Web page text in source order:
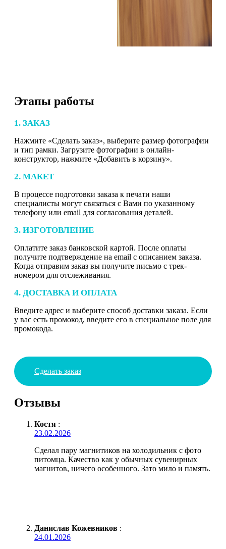
Этапы работы
1. ЗАКАЗ
Нажмите «Сделать заказ», выберите размер фотографии
и тип рамки. Загрузите фотографии в онлайн-
конструктор, нажмите «Добавить в корзину».
2. МАКЕТ
В процессе подготовки заказа к печати наши
специалисты могут связаться с Вами по указанному
телефону или email для согласования деталей.
3. ИЗГОТОВЛЕНИЕ
Оплатите заказ банковской картой. После оплаты
получите подтверждение на email с описанием заказа.
Когда отправим заказ вы получите письмо с трек-
номером для отслеживания.
4. ДОСТАВКА И ОПЛАТА
Введите адрес и выберите способ доставки заказа. Если
у вас есть промокод, введите его в специальное поле для
промокода.
Сделать заказ
Отзывы
Костя :
23.02.2026
Сделал пару магнитиков на холодильник с фото
питомца. Качество как у обычных сувенирных
магнитов, ничего особенного. Зато мило и память.
Данислав Кожевников :
24.01.2026